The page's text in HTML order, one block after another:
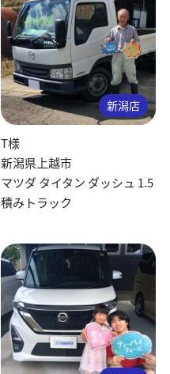
新潟店
T様
新潟県上越市
マツダ タイタン ダッシュ 1.5
積みトラック